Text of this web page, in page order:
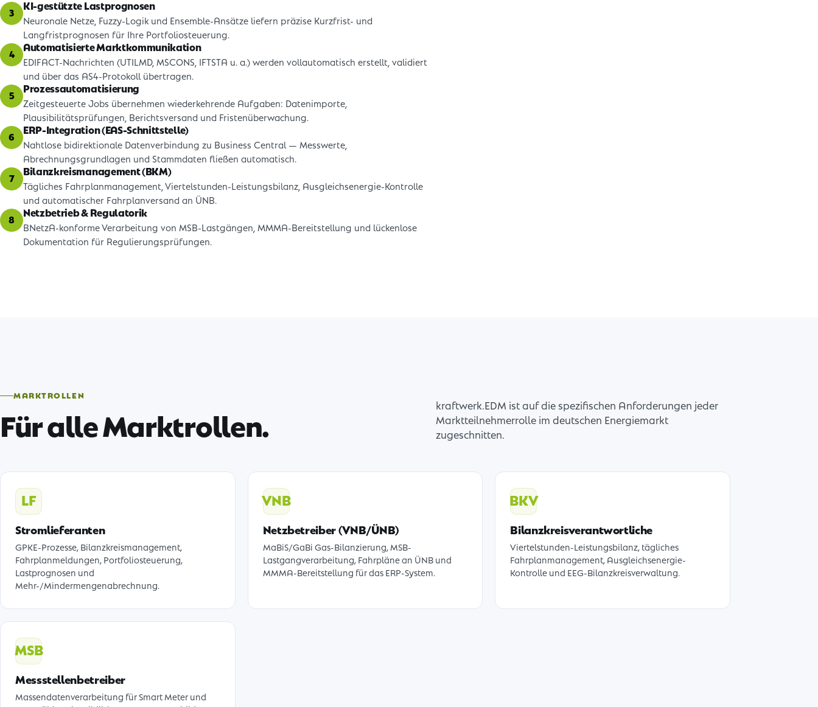
3
KI-gestützte Lastprognosen
Neuronale Netze, Fuzzy-Logik und Ensemble-Ansätze liefern präzise Kurzfrist- und
Langfristprognosen für Ihre Portfoliosteuerung.
4
Automatisierte Marktkommunikation
EDIFACT-Nachrichten (UTILMD, MSCONS, IFTSTA u. a.) werden vollautomatisch erstellt, validiert
und über das AS4-Protokoll übertragen.
5
Prozessautomatisierung
Zeitgesteuerte Jobs übernehmen wiederkehrende Aufgaben: Datenimporte,
Plausibilitätsprüfungen, Berichtsversand und Fristenüberwachung.
6
ERP-Integration (EAS-Schnittstelle)
Nahtlose bidirektionale Datenverbindung zu Business Central — Messwerte,
Abrechnungsgrundlagen und Stammdaten fließen automatisch.
7
Bilanzkreismanagement (BKM)
Tägliches Fahrplanmanagement, Viertelstunden-Leistungsbilanz, Ausgleichsenergie-Kontrolle
und automatischer Fahrplanversand an ÜNB.
8
Netzbetrieb & Regulatorik
BNetzA-konforme Verarbeitung von MSB-Lastgängen, MMMA-Bereitstellung und lückenlose
Dokumentation für Regulierungsprüfungen.
MARKTROLLEN
Für alle Marktrollen.
kraftwerk.EDM ist auf die spezifischen Anforderungen jeder
Marktteilnehmerrolle im deutschen Energiemarkt
zugeschnitten.
LF
Stromlieferanten
GPKE-Prozesse, Bilanzkreismanagement,
Fahrplanmeldungen, Portfoliosteuerung,
Lastprognosen und
Mehr-/Mindermengenabrechnung.
VNB
Netzbetreiber (VNB/ÜNB)
MaBiS/GaBi Gas-Bilanzierung, MSB-
Lastgangverarbeitung, Fahrpläne an ÜNB und
MMMA-Bereitstellung für das ERP-System.
BKV
Bilanzkreisverantwortliche
Viertelstunden-Leistungsbilanz, tägliches
Fahrplanmanagement, Ausgleichsenergie-
Kontrolle und EEG-Bilanzkreisverwaltung.
MSB
Messstellenbetreiber
Massendatenverarbeitung für Smart Meter und